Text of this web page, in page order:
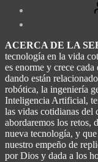
ACERCA DE LA
tecnología en la vida
es enorme y crece
dando están
robótica, la ingeniería
Inteligencia Artificial,
las vidas cotidianas del
abordaremos los retos,
nueva tecnología, y
nuestro empeño de
por Dios y dada a los